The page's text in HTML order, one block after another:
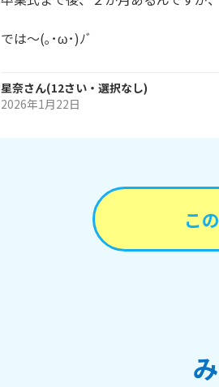
星奈さん(12さい・ 選択なし)
2026年1月22日
こ